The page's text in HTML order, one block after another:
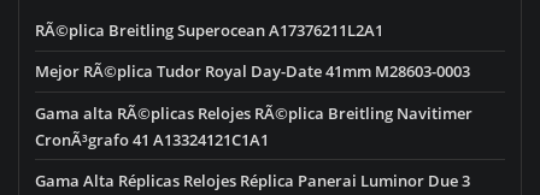
RÃ©plica Breitling Superocean A17376211L2A1
Mejor RÃ©plica Tudor Royal Day-Date 41mm M28603-0003
Gama alta RÃ©plicas Relojes RÃ©plica Breitling Navitimer
CronÃ³grafo 41 A13324121C1A1
Gama Alta Réplicas Relojes Réplica Panerai Luminor Due 3